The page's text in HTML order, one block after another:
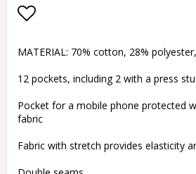
MATERIAL: 70% cotton, 28%
12 pockets, including 2 with a press
Pocket for a mobile phone protected
fabric
Fabric with stretch provides elasticity